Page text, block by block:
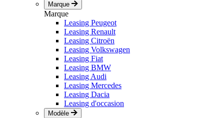
Marque
Marque
Leasing Peugeot
Leasing Renault
Leasing Citroën
Leasing Volkswagen
Leasing Fiat
Leasing BMW
Leasing Audi
Leasing Mercedes
Leasing Dacia
Leasing d'occasion
Modèle